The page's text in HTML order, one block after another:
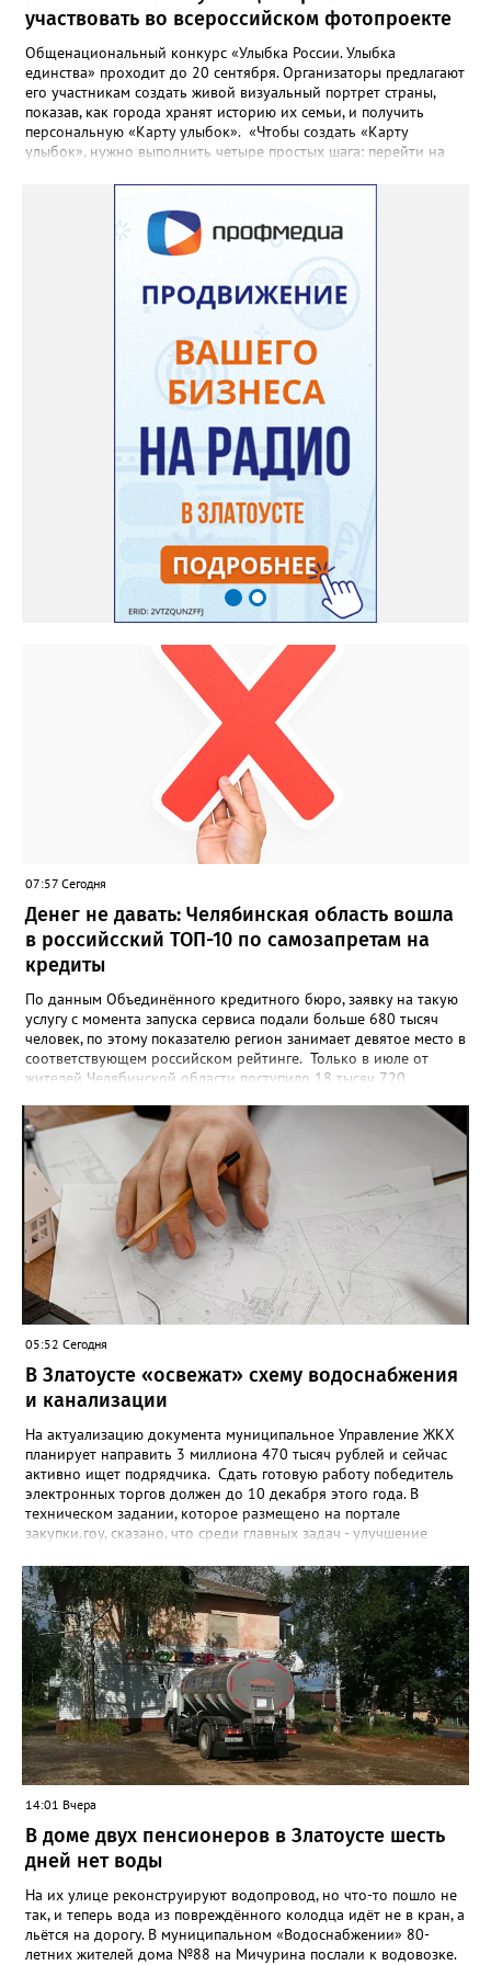
участвовать во всероссийском фотопроекте
Общенациональный конкурс «Улыбка России. Улыбка
единства» проходит до 20 сентября. Организаторы предлагают
его участникам создать живой визуальный портрет страны,
показав, как города хранят историю их семьи, и получить
персональную «Карту улыбок». «Чтобы создать «Карту
улыбок», нужно выполнить четыре простых шага: перейти на
улыбок»; загрузить фотографию с улыбкой – подойдёт портрет
одного человека, пары, семьи или нескольких поколений в
одном кадре; отметить один или несколько городов,
связанных с историей семьи или важными воспоминаниями;
добавить подписи к городам, кратко объяснив связь с каждым
из них, указать контакты и подтвердить согласие с правилами
проекта», - говорится в инструкции на сайте проекта. ‍Заявка
может быть семейной, а после модерации стать частью
визуального архива проекта. 20 участников обещают
пригласить на итоговую фотосессию в Москве. Персональную
«Карту улыбок», которую можно скачать, сохранить и
опубликовать в социальных сетях, отмечают в оргкомитете,
получат все, кто улыбнулся.
07:57 Сегодня
Денег не давать: Челябинская область вошла
в российсский ТОП-10 по самозапретам на
кредиты
По данным Объединённого кредитного бюро, заявку на такую
услугу с момента запуска сервиса подали больше 680 тысяч
человек, по этому показателю регион занимает девятое место в
соответствующем российском рейтинге. Только в июле от
жителей Челябинской области поступило 18 тысяч 720
снятие. В целом не давать им взаймы сегодня просят 543 с
лишним тысячи человек. Почти 89 тысяч за это время решили
запрет отозвать. При этом, утверждают аналитики бюро,
примерно каждый пятый из тех, кто установил самозапрет,
никогда кредиты не брал, столько же погасили долги недавно,
а больше половины имеют долговые обязательства сейчас.
05:52 Сегодня
В Златоусте «освежат» схему водоснабжения
и канализации
На актуализацию документа муниципальное Управление ЖКХ
планирует направить 3 миллиона 470 тысяч рублей и сейчас
активно ищет подрядчика. Сдать готовую работу победитель
электронных торгов должен до 10 декабря этого года. В
техническом задании, которое размещено на портале
закупки.гоу, сказано, что среди главных задач - улучшение
повышение энергоэффективности систем. Кроме электронных
схем, исполнителю нужно разработать предложения по
строительству и реконструкции водоснабжения и канализации,
оценив размер вложений, а также представить перечень
бесхозных объектов и возможные сценарии развития этой
сферы городского хозяйства. В июне 2025 года
«Златоуст.инфо» сообщал о подобных торгах. Тогда цена
вопроса была почти в три раза выше - 9 миллионов 13 тысяч
486 рублей, а в списке работ была разработка электронной
системы ливнёвок.
14:01 Вчера
В доме двух пенсионеров в Златоусте шесть
дней нет воды
На их улице реконструируют водопровод, но что-то пошло не
так, и теперь вода из повреждённого колодца идёт не в кран, а
льётся на дорогу. В муниципальном «Водоснабжении» 80-
летних жителей дома №88 на Мичурина послали к водовозке.